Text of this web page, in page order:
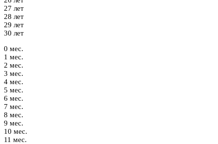
27 лет
28 лет
29 лет
30 лет
0 мес.
1 мес.
2 мес.
3 мес.
4 мес.
5 мес.
6 мес.
7 мес.
8 мес.
9 мес.
10 мес.
11 мес.